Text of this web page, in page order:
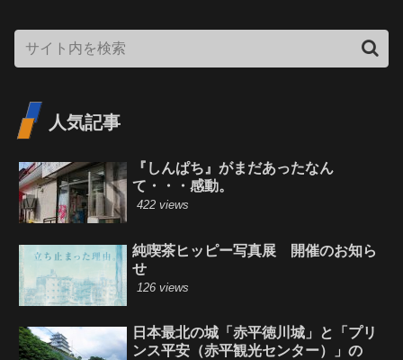
人気記事
『しんぱち』がまだあったなん
て・・・感動。
422 views
純喫茶ヒッピー写真展 開催のお知ら
せ
126 views
日本最北の城「赤平徳川城」と「プリ
ンス平安（赤平観光センター）」の